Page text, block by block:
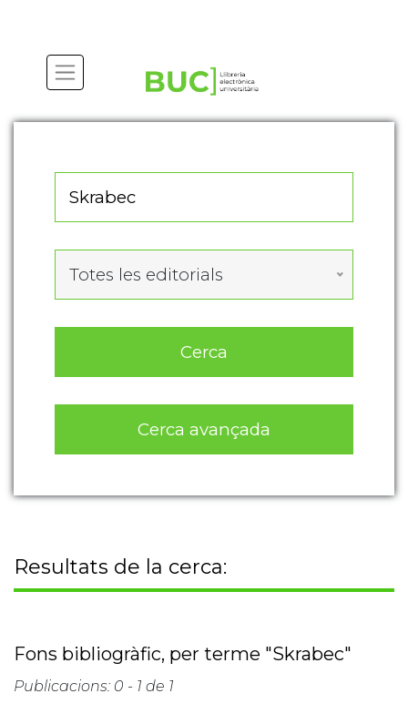
Totes les editorials
Cerca
Cerca avançada
Resultats de la cerca:
Fons bibliogràfic, per terme "Skrabec"
Publicacions: 0 - 1 de 1